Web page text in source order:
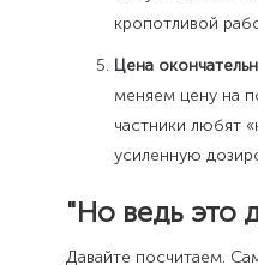
кропотливой
Цена
меняем цену на
частники любят
усиленную
"Но ведь это
Давайте посчитаем.